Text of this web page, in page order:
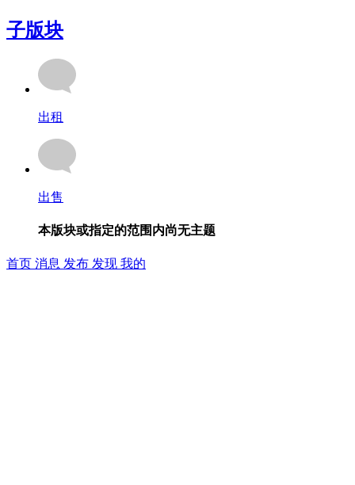
子版块
出租
出售
本版块或指定的范围内尚无主题
首页 消息 发布 发现 我的